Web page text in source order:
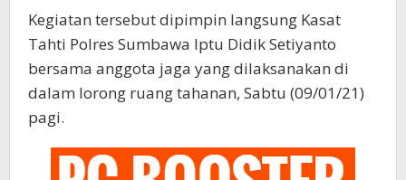
Kegiatan tersebut dipimpin langsung Kasat
Tahti Polres Sumbawa Iptu Didik Setiyanto
bersama anggota jaga yang dilaksanakan di
dalam lorong ruang tahanan, Sabtu (09/01/21)
pagi.